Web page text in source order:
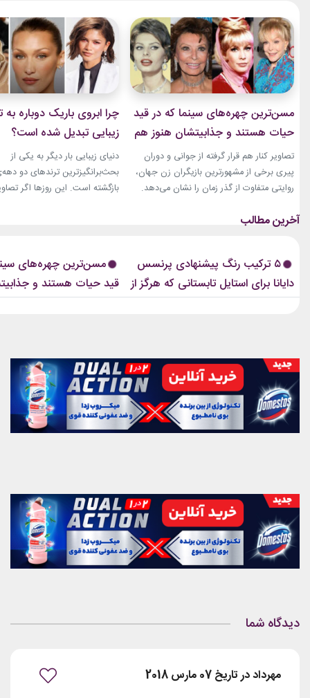
مسن‌ترین چهره‌های سینما که در قید
حیات هستند و جذابیتشان هنوز هم
باقیست!
تصاویر کنار هم قرار گرفته از جوانی و دوران
پیری برخی از مشهورترین بازیگران زن جهان،
روایتی متفاوت از گذر زمان را نشان می‌دهد.
هنوز با حضور، شخصیت و میراث هنری خود
سال‌های جوانی محدود...
چرا ابروی باریک دوباره به
زیبایی تبدیل شده است؟
دنیای زیبایی بار دیگر به یکی از
بحث‌برانگیزترین ترندهای دو
بازگشته است. این روزها اگر
ابروهای بسیار نازک دهه ۱۹۹۰ و اوایل دهه...
۵ ترکیب رنگ پیشنهادی پرنسس
دایانا برای استایل تابستانی که هرگز از
مد نمی‌افتند
مسن‌ترین چهره‌های
قید حیات هستند و
هم باقیست!
دیدگاه شما
مهرداد در تاریخ 07 مارس 2018